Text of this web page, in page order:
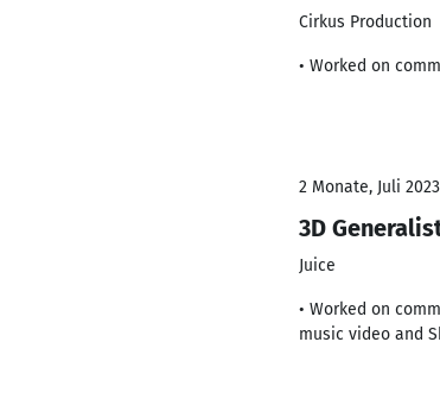
Cirkus Production
• Worked on
2 Monate, Juli
3D
Juice
• Worked on
music video and